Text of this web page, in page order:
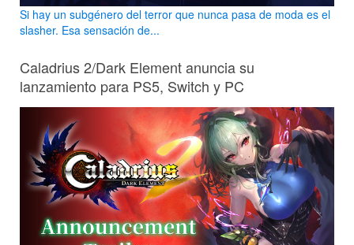
Si hay un subgénero del terror que nunca pasa de moda es el
slasher. Esa sensación de...
Caladrius 2/Dark Element anuncia su
lanzamiento para PS5, Switch y PC